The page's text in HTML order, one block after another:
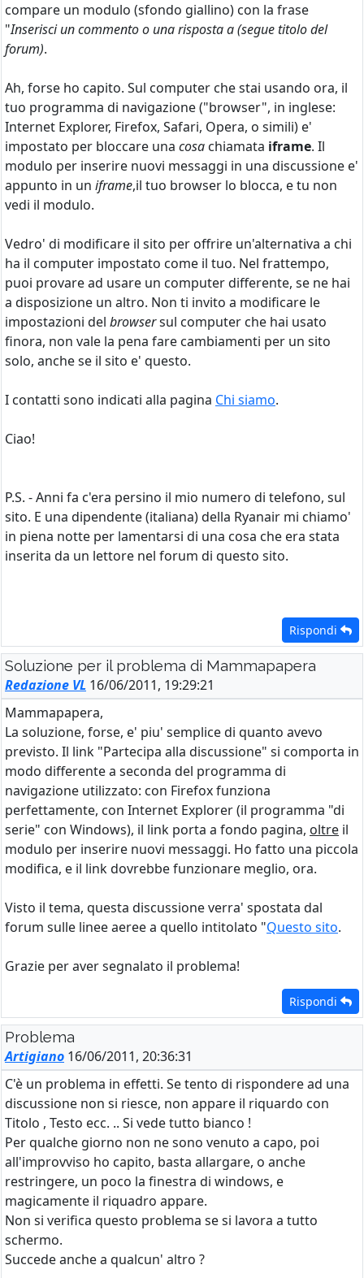
compare un modulo (sfondo giallino) con la frase
"Inserisci un commento o una risposta a (segue titolo del
forum).
Ah, forse ho capito. Sul computer che stai usando ora, il
tuo programma di navigazione ("browser", in inglese:
Internet Explorer, Firefox, Safari, Opera, o simili) e'
impostato per bloccare una cosa chiamata iframe. Il
modulo per inserire nuovi messaggi in una discussione e'
appunto in un iframe,il tuo browser lo blocca, e tu non
vedi il modulo.
Vedro' di modificare il sito per offrire un'alternativa a chi
ha il computer impostato come il tuo. Nel frattempo,
puoi provare ad usare un computer differente, se ne hai
a disposizione un altro. Non ti invito a modificare le
impostazioni del browsersul computer che hai usato
finora, non vale la pena fare cambiamenti per un sito
solo, anche se il sito e' questo.
I contatti sono indicati alla pagina Chi siamo.
Ciao!
P.S. - Anni fa c'era persino il mio numero di telefono, sul
sito. E una dipendente (italiana) della Ryanair mi chiamo'
in piena notte per lamentarsi di una cosa che era stata
inserita da un lettore nel forum di questo sito.
Rispondi
Soluzione per il problema di Mammapapera
Redazione VL 16/06/2011, 19:29:21
Mammapapera,
La soluzione, forse, e' piu' semplice di quanto avevo
previsto. Il link "Partecipa alla discussione" si comporta in
modo differente a seconda del programma di
navigazione utilizzato: con Firefox funziona
perfettamente, con Internet Explorer (il programma "di
serie" con Windows), il link porta a fondo pagina, oltre il
modulo per inserire nuovi messaggi. Ho fatto una piccola
modifica, e il link dovrebbe funzionare meglio, ora.
Visto il tema, questa discussione verra' spostata dal
forum sulle linee aeree a quello intitolato "Questo sito.
Grazie per aver segnalato il problema!
Rispondi
Problema
Artigiano 16/06/2011, 20:36:31
C'è un problema in effetti. Se tento di rispondere ad una
discussione non si riesce, non appare il riquardo con
Titolo , Testo ecc. .. Si vede tutto bianco !
Per qualche giorno non ne sono venuto a capo, poi
all'improvviso ho capito, basta allargare, o anche
restringere, un poco la finestra di windows, e
magicamente il riquadro appare.
Non si verifica questo problema se si lavora a tutto
schermo.
Succede anche a qualcun' altro ?